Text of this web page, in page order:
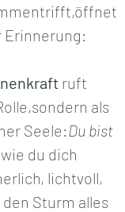
Erinnerung:
ruft
als
Seele: Du bist
du dich
lichtvoll,
Sturm alles